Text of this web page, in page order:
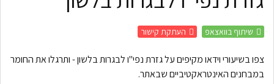
שיתוף בוואצאפ העתקת קישור
צפו בשיעורי וידאו מקיפים על גזרת נפי"ו לבגרות בלשון - ותרגלו את החומר
במבחנים האינטראקטיביים שבאתר.